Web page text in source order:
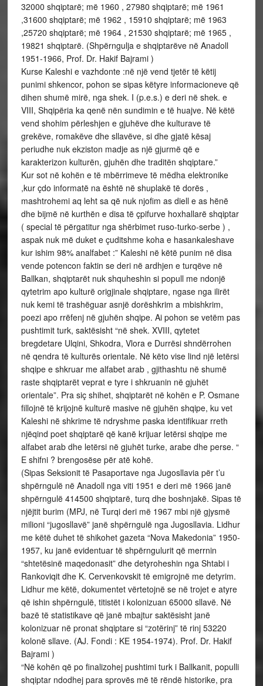
32000 shqiptarë; më 1960 , 27980 shqiptarë; më 1961
,31600 shqiptarë; më 1962 , 15910 shqiptarë; më 1963
,25720 shqiptarë; më 1964 , 21530 shqiptarë; më 1965 ,
19821 shqiptarë. (Shpërngulja e shqiptarëve në Anadoll
1951-1966, Prof. Dr. Hakif Bajrami )
Kurse Kaleshi e vazhdonte :në një vend tjetër të këtij
punimi shkencor, pohon se sipas këtyre informacioneve që
dihen shumë mirë, nga shek. I (p.e.s.) e deri në shek. e
VIII, Shqipëria ka qenë nën sundimin e të huajve. Në këtë
vend shohim përleshjen e gjuhëve dhe kulturave të
grekëve, romakëve dhe sllavëve, si dhe gjatë kësaj
periudhe nuk ekziston madje as një gjurmë që e
karakterizon kulturën, gjuhën dhe traditën shqiptare.”
Kur sot në kohën e të mbërrimeve të mëdha elektronike
,kur çdo informatë na është në shuplakë të dorës ,
mashtrohemi aq leht sa që nuk njofim as diell e as hënë
dhe bijmë në kurthën e disa të çpifurve hoxhallarë shqiptar
( special të përgatitur nga shërbimet ruso-turko-serbe ) ,
aspak nuk më duket e çuditshme koha e hasankaleshave
kur ishim 98% analfabet :” Kaleshi në këtë punim në disa
vende potencon faktin se deri në ardhjen e turqëve në
Ballkan, shqiptarët nuk shquheshin si popull me ndonjë
qytetrim apo kulturë origjinale shqiptare, ngase nga ilirët
nuk kemi të trashëguar asnjë dorëshkrim a mbishkrim,
poezi apo rrëfenj në gjuhën shqipe. Ai pohon se vetëm pas
pushtimit turk, saktësisht “në shek. XVIII, qytetet
bregdetare Ulqini, Shkodra, Vlora e Durrësi shndërrohen
në qendra të kulturës orientale. Në këto vise lind një letërsi
shqipe e shkruar me alfabet arab , gjithashtu në shumë
raste shqiptarët veprat e tyre i shkruanin në gjuhët
orientale”. Pra siç shihet, shqiptarët në kohën e P. Osmane
fillojnë të krijojnë kulturë masive në gjuhën shqipe, ku vet
Kaleshi në shkrime të ndryshme paska identifikuar rreth
njëqind poet shqiptarë që kanë krijuar letërsi shqipe me
alfabet arab dhe letërsi në gjuhët turke, arabe dhe perse. “
E shifni ? brengosëse për atë kohë.
(Sipas Seksionit të Pasaportave nga Jugosllavia për t’u
shpërngulë në Anadoll nga viti 1951 e deri më 1966 janë
shpërngulë 414500 shqiptarë, turq dhe boshnjakë. Sipas të
njëjtit burim (MPJ, në Turqi deri më 1967 mbi një gjysmë
milioni “jugosllavë” janë shpërngulë nga Jugosllavia. Lidhur
me këtë duhet të shikohet gazeta “Nova Makedonia” 1950-
1957, ku janë evidentuar të shpërngulurit që merrnin
“shtetësinë maqedonasit” dhe detyroheshin nga Shtabi i
Rankoviqit dhe K. Cervenkovskit të emigrojnë me detyrim.
Lidhur me këtë, dokumentet vërtetojnë se në trojet e atyre
që ishin shpërngulë, titistët i kolonizuan 65000 sllavë. Në
bazë të statistikave që janë mbajtur saktësisht janë
kolonizuar në pronat shqiptare si “zotërinj” të rinj 53220
kolonë sllave. (AJ. Fondi : KE 1954-1974). Prof. Dr. Hakif
Bajrami )
“Në kohën që po finalizohej pushtimi turk i Ballkanit, populli
shqiptar ndodhej para sprovës më të rëndë historike, pra